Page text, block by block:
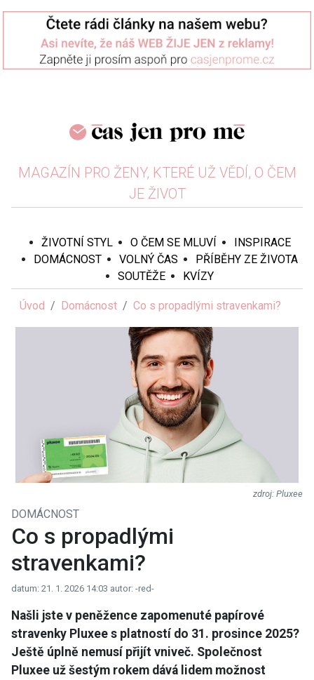
MAGAZÍN PRO ŽENY, KTERÉ UŽ VĚDÍ, O ČEM
JE ŽIVOT
ŽIVOTNÍ STYL O ČEM SE MLUVÍ
INSPIRACE
DOMÁCNOST
VOLNÝ ČAS
PŘÍBĚHY ZE ŽIVOTA
SOUTĚŽE
KVÍZY
Úvod Domácnost Co s propadlými stravenkami?
Pluxee
DOMÁCNOST
Co s propadlými
stravenkami?
datum: 21. 1. 2026 14:03 autor: -red-
Našli jste v peněžence zapomenuté papírové
stravenky Pluxee s platností do 31. prosince 2025?
Ještě úplně nemusí přijít vniveč. Společnost
Pluxee už šestým rokem dává lidem možnost